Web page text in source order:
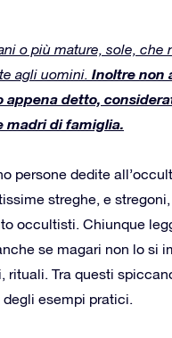
o più mature, sole,
agli uomini. Inoltre non
appena detto,
madri di famiglia.
persone dedite
streghe, e
occultisti. Chiunque
se magari non lo si
rituali. Tra questi
esempi pratici.